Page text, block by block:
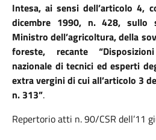
Intesa, ai sensi dell’articolo 4,
dicembre 1990, n. 428, sullo
Ministro dell’agricoltura, della
foreste, recante
nazionale di tecnici ed esperti
extra vergini di cui all’articolo 3
n. 313”.
Repertorio atti n. 90/CSR dell’11